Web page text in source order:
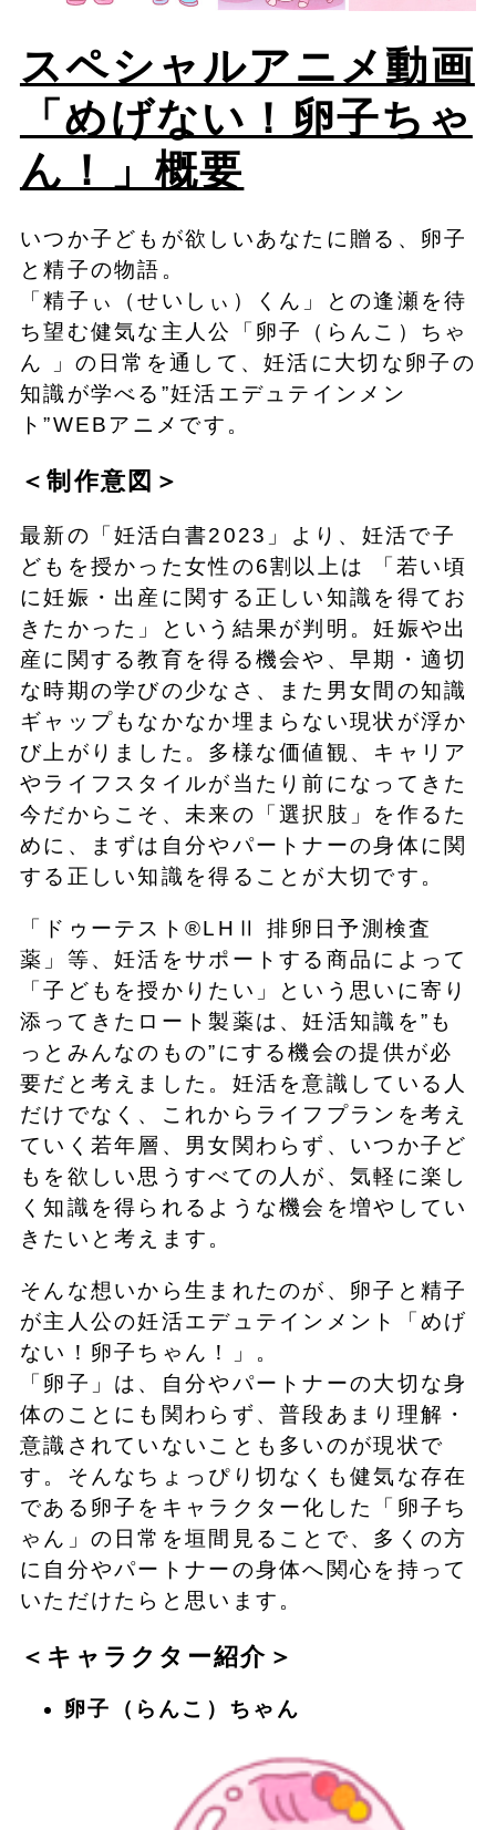
スペシャルアニメ動画
「めげない！卵子ちゃ
ん！」概要
いつか子どもが欲しいあなたに贈る、卵子
と精子の物語。
「精子ぃ（せいしぃ）くん」との逢瀬を待
ち望む健気な主人公「卵子（らんこ）ちゃ
ん 」の日常を通して、妊活に大切な卵子の
知識が学べる”妊活エデュテインメン
ト”WEBアニメです。
＜制作意図＞
最新の「妊活白書2023」より、妊活で子
どもを授かった女性の6割以上は 「若い頃
に妊娠・出産に関する正しい知識を得てお
きたかった」という結果が判明。妊娠や出
産に関する教育を得る機会や、早期・適切
な時期の学びの少なさ、また男女間の知識
ギャップもなかなか埋まらない現状が浮か
び上がりました。多様な価値観、キャリア
やライフスタイルが当たり前になってきた
今だからこそ、未来の「選択肢」を作るた
めに、まずは自分やパートナーの身体に関
する正しい知識を得ることが大切です。
「ドゥーテスト®LHⅡ 排卵日予測検査
薬」等、妊活をサポートする商品によって
「子どもを授かりたい」という思いに寄り
添ってきたロート製薬は、妊活知識を”も
っとみんなのもの”にする機会の提供が必
要だと考えました。妊活を意識している人
だけでなく、これからライフプランを考え
ていく若年層、男女関わらず、いつか子ど
もを欲しい思うすべての人が、気軽に楽し
く知識を得られるような機会を増やしてい
きたいと考えます。
そんな想いから生まれたのが、卵子と精子
が主人公の妊活エデュテインメント「めげ
ない！卵子ちゃん！」。
「卵子」は、自分やパートナーの大切な身
体のことにも関わらず、普段あまり理解・
意識されていないことも多いのが現状で
す。そんなちょっぴり切なくも健気な存在
である卵子をキャラクター化した「卵子ち
ゃん」の日常を垣間見ることで、多くの方
に自分やパートナーの身体へ関心を持って
いただけたらと思います。
＜キャラクター紹介＞
卵子（らんこ）ちゃん